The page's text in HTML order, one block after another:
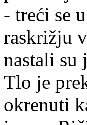
- treći se
raskrižju
nastali su
Tlo je
okrenuti